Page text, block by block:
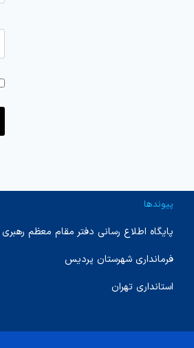
پیوندها
پایگاه اطلاع رسانی دفتر مقام معظم رهبری
فرمانداری شهرستان پردیس
استانداری تهران